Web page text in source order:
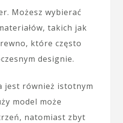
Możesz wybierać
takich jak
które często
designie.
jest również istotnym
model może
natomiast zbyt